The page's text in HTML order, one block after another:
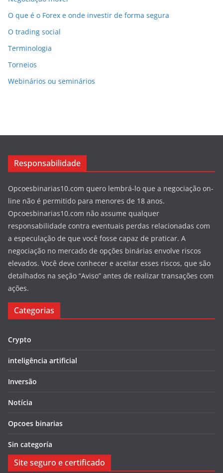
O que é o Forex e onde investir de forma segura
O trading social
Terminologia
Torneios
Webinários ou seminários
Responsabilidade
Opcoesbinarias10.com quero lembrá-lo que a negociação on-
line não é permitido para menores de 18 anos.
Opcoesbinarias10.com não assume qualquer
responsabilidade contra eventuais perdas relacionadas com
a especulação de que você fosse capaz de praticar. A
negociação no mercado de opções binárias envolve riscos
elevados. Você deve conhecer e aceitar esses riscos, que são
detalhados na seção “Aviso” antes de realizar transações com
ações.
Categorias
Crypto
inteligência artificial
Inversão
Notícia
Opcoes binarias
Sin categoría
Site seguro e certificado